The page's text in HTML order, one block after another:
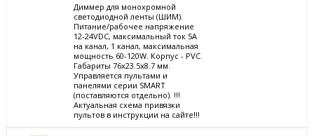
Диммер для монохромной
светодиодной ленты (ШИМ).
Питание/рабочее напряжение
12-24VDC, максимальный ток 5A
на канал, 1 канал, максимальная
мощность 60-120W. Корпус - PVC.
Габариты 76x23.5x8.7 мм.
Управляется пультами и
панелями серии SMART
(поставляются отдельно). !!!
Актуальная схема привязки
пультов в инструкции на сайте!!!